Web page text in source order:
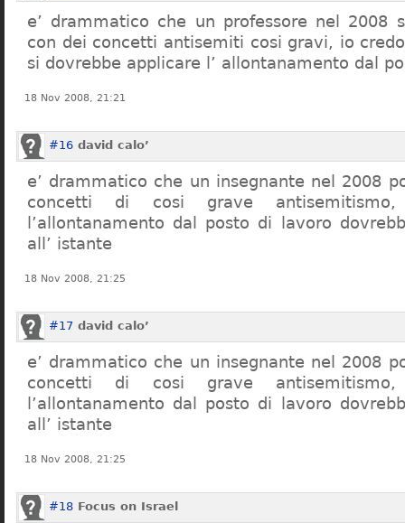
e’ drammatico che un professore nel 2008
con dei concetti antisemiti cosi gravi, io
si dovrebbe applicare l’ allontanamento dal
18 Nov 2008, 21:21
#16 david calo’
e’ drammatico che un insegnante nel 2008
concetti di cosi grave
l’allontanamento dal posto di lavoro
all’ istante
18 Nov 2008, 21:25
#17 david calo’
e’ drammatico che un insegnante nel 2008
concetti di cosi grave
l’allontanamento dal posto di lavoro
all’ istante
18 Nov 2008, 21:25
#18 Focus on Israel